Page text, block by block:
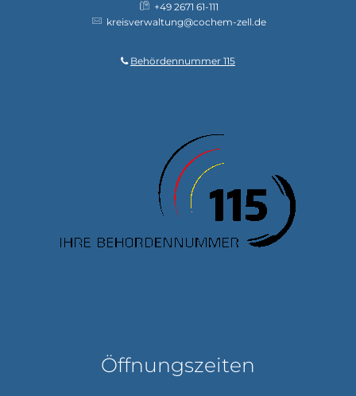
+49 2671 61-111
kreisverwaltung@cochem-zell.de
Behördennummer 115
Öffnungszeiten